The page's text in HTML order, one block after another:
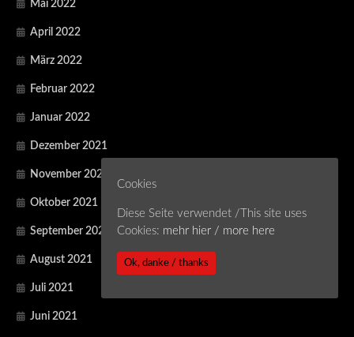
Mai 2022
April 2022
März 2022
Februar 2022
Januar 2022
Dezember 2021
November 2021
Oktober 2021
September 2021
August 2021
Juli 2021
Juni 2021
Cookies
Diese Seite verwendet /This site uses
Cookies: mehr hier / more here
Ok, danke / thanks